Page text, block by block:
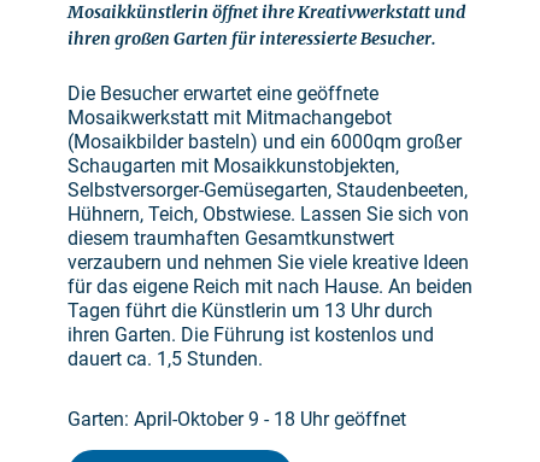
Mosaikkünstlerin öffnet ihre Kreativwerkstatt und
ihren großen Garten für interessierte Besucher.
Die Besucher erwartet eine geöffnete
Mosaikwerkstatt mit Mitmachangebot
(Mosaikbilder basteln) und ein 6000qm großer
Schaugarten mit Mosaikkunstobjekten,
Selbstversorger-Gemüsegarten, Staudenbeeten,
Hühnern, Teich, Obstwiese. Lassen Sie sich von
diesem traumhaften Gesamtkunstwert
verzaubern und nehmen Sie viele kreative Ideen
für das eigene Reich mit nach Hause. An beiden
Tagen führt die Künstlerin um 13 Uhr durch
ihren Garten. Die Führung ist kostenlos und
dauert ca. 1,5 Stunden.
Garten: April-Oktober 9 - 18 Uhr geöffnet